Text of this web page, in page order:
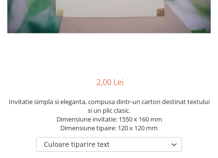
Pachete marturii
Pungi si cutii prajituri
Sticle si borcane
Cutii flori de hartie
Cutii flori de sapun
Cutii flori mixte
2020 Craciun si Anul Nou
2023 Crăciun
2,00 Lei
Invitatie simpla si eleganta, compusa dintr-un carton destinat textului
si un plic clasic.
Dimensiune invitatie: 1550 x 160 mm
Dimensiune tipaire: 120 x 120 mm
Culoare tiparire text